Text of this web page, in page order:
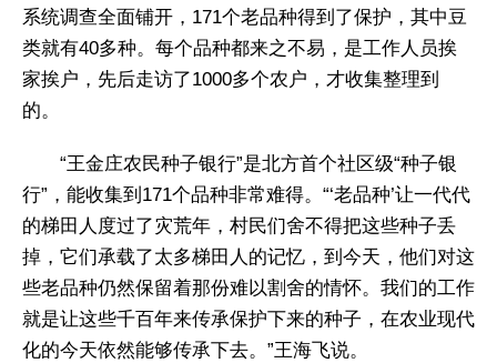
系统调查全面铺开，171个老品种得到了保护，其中豆
类就有40多种。每个品种都来之不易，是工作人员挨
家挨户，先后走访了1000多个农户，才收集整理到
的。
“王金庄农民种子银行”是北方首个社区级“种子银
行”，能收集到171个品种非常难得。“‘老品种’让一代代
的梯田人度过了灾荒年，村民们舍不得把这些种子丢
掉，它们承载了太多梯田人的记忆，到今天，他们对这
些老品种仍然保留着那份难以割舍的情怀。我们的工作
就是让这些千百年来传承保护下来的种子，在农业现代
化的今天依然能够传承下去。”王海飞说。